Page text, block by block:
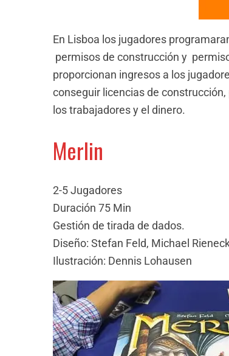
En Lisboa los jugadores
permisos de construcción y
proporcionan ingresos a los
conseguir licencias de
los trabajadores y el dinero.
Merlin
2-5 Jugadores
Duración 75 Min
Gestión de tirada de dados.
Diseño: Stefan Feld, Michael
Ilustración: Dennis Lohausen